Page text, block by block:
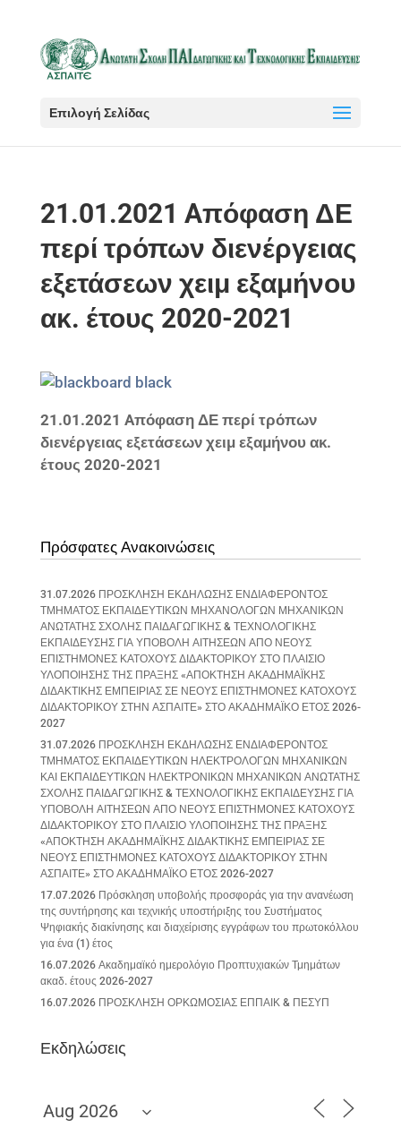
Επιλογή Σελίδας
21.01.2021 Aπόφαση ΔΕ
περί τρόπων διενέργειας
εξετάσεων χειμ εξαμήνου
ακ. έτους 2020-2021
21.01.2021 Aπόφαση ΔΕ περί τρόπων
διενέργειας εξετάσεων χειμ εξαμήνου ακ.
έτους 2020-2021
Πρόσφατες Ανακοινώσεις
31.07.2026 ΠΡΟΣΚΛΗΣΗ ΕΚΔΗΛΩΣΗΣ ΕΝΔΙΑΦΕΡΟΝΤΟΣ
ΤΜΗΜΑΤΟΣ ΕΚΠΑΙΔΕΥΤΙΚΩΝ ΜΗΧΑΝΟΛΟΓΩΝ ΜΗΧΑΝΙΚΩΝ
ΑΝΩΤΑΤΗΣ ΣΧΟΛΗΣ ΠΑΙΔΑΓΩΓΙΚΗΣ & ΤΕΧΝΟΛΟΓΙΚΗΣ
ΕΚΠΑΙΔΕΥΣΗΣ ΓΙΑ ΥΠΟΒΟΛΗ ΑΙΤΗΣΕΩΝ ΑΠΟ ΝΕΟΥΣ
ΕΠΙΣΤΗΜΟΝΕΣ ΚΑΤΟΧΟΥΣ ΔΙΔΑΚΤΟΡΙΚΟΥ ΣΤΟ ΠΛΑΙΣΙΟ
ΥΛΟΠΟΙΗΣΗΣ ΤΗΣ ΠΡΑΞΗΣ «ΑΠΟΚΤΗΣΗ ΑΚΑΔΗΜΑΪΚΗΣ
ΔΙΔΑΚΤΙΚΗΣ ΕΜΠΕΙΡΙΑΣ ΣΕ ΝΕΟΥΣ ΕΠΙΣΤΗΜΟΝΕΣ ΚΑΤΟΧΟΥΣ
ΔΙΔΑΚΤΟΡΙΚΟΥ ΣΤΗΝ ΑΣΠΑΙΤΕ» ΣΤΟ ΑΚΑΔΗΜΑΪΚΟ ΕΤΟΣ 2026-
2027
31.07.2026 ΠΡΟΣΚΛΗΣΗ ΕΚΔΗΛΩΣΗΣ ΕΝΔΙΑΦΕΡΟΝΤΟΣ
ΤΜΗΜΑΤΟΣ ΕΚΠΑΙΔΕΥΤΙΚΩΝ ΗΛΕΚΤΡΟΛΟΓΩΝ ΜΗΧΑΝΙΚΩΝ
ΚΑΙ ΕΚΠΑΙΔΕΥΤΙΚΩΝ ΗΛΕΚΤΡΟΝΙΚΩΝ ΜΗΧΑΝΙΚΩΝ ΑΝΩΤΑΤΗΣ
ΣΧΟΛΗΣ ΠΑΙΔΑΓΩΓΙΚΗΣ & ΤΕΧΝΟΛΟΓΙΚΗΣ ΕΚΠΑΙΔΕΥΣΗΣ ΓΙΑ
ΥΠΟΒΟΛΗ ΑΙΤΗΣΕΩΝ ΑΠΟ ΝΕΟΥΣ ΕΠΙΣΤΗΜΟΝΕΣ ΚΑΤΟΧΟΥΣ
ΔΙΔΑΚΤΟΡΙΚΟΥ ΣΤΟ ΠΛΑΙΣΙΟ ΥΛΟΠΟΙΗΣΗΣ ΤΗΣ ΠΡΑΞΗΣ
«ΑΠΟΚΤΗΣΗ ΑΚΑΔΗΜΑΪΚΗΣ ΔΙΔΑΚΤΙΚΗΣ ΕΜΠΕΙΡΙΑΣ ΣΕ
ΝΕΟΥΣ ΕΠΙΣΤΗΜΟΝΕΣ ΚΑΤΟΧΟΥΣ ΔΙΔΑΚΤΟΡΙΚΟΥ ΣΤΗΝ
ΑΣΠΑΙΤΕ» ΣΤΟ ΑΚΑΔΗΜΑΪΚΟ ΕΤΟΣ 2026-2027
17.07.2026 Πρόσκληση υποβολής προσφοράς για την ανανέωση
της συντήρησης και τεχνικής υποστήριξης του Συστήματος
Ψηφιακής διακίνησης και διαχείρισης εγγράφων του πρωτοκόλλου
για ένα (1) έτος
16.07.2026 Ακαδημαϊκό ημερολόγιο Προπτυχιακών Τμημάτων
ακαδ. έτους 2026-2027
16.07.2026 ΠΡΟΣΚΛΗΣΗ ΟΡΚΩΜΟΣΙΑΣ ΕΠΠΑΙΚ & ΠΕΣΥΠ
Εκδηλώσεις